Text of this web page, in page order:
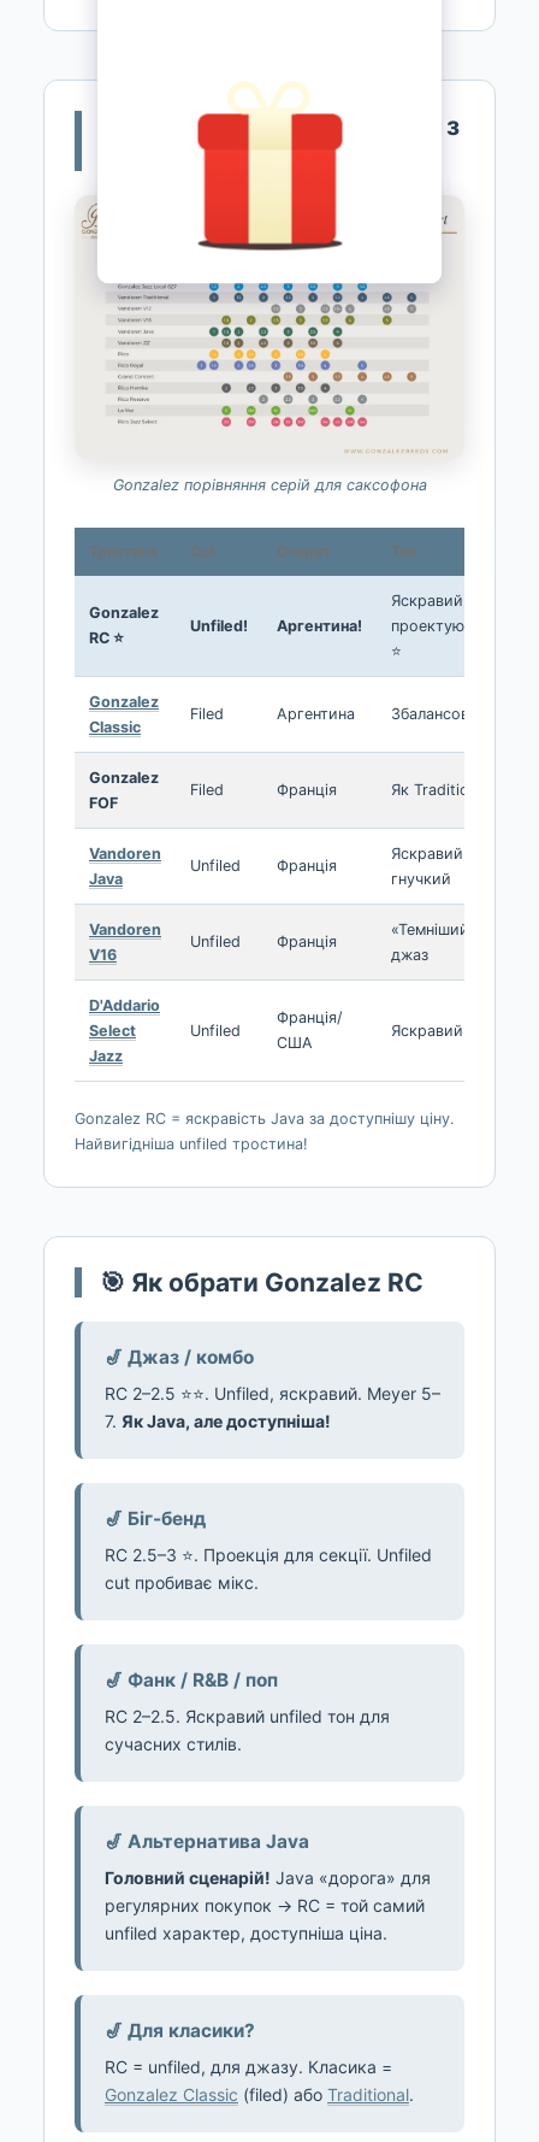
📊 Порівняння Gonzalez RC з
Gonzalez порівняння серій для саксофона
Тростина Cut Очерет Тон
Gonzalez
RC ⭐
Unfiled! Аргентина!
Яскравий,
проектуючий
⭐
Gonzalez
Classic
Filed Аргентина Збалансований
Gonzalez
FOF
Filed Франція Як Traditional
Vandoren
Java
Unfiled Франція
Яскравий,
гнучкий
Vandoren
V16
Unfiled Франція
«Темніший»
джаз
D'Addario
Select
Jazz
Unfiled
Франція/
США
Яскравий
Gonzalez RC = яскравість Java за доступнішу ціну.
Найвигідніша unfiled тростина!
🎯 Як обрати Gonzalez RC
🎷 Джаз / комбо
RC 2–2.5 ⭐⭐. Unfiled, яскравий. Meyer 5–
7. Як Java, але доступніша!
🎷 Біг-бенд
RC 2.5–3 ⭐. Проекція для секції. Unfiled
cut пробиває мікс.
🎷 Фанк / R&B / поп
RC 2–2.5. Яскравий unfiled тон для
сучасних стилів.
🎷 Альтернатива Java
Головний сценарій! Java «дорога» для
регулярних покупок → RC = той самий
unfiled характер, доступніша ціна.
🎷 Для класики?
RC = unfiled, для джазу. Класика =
Gonzalez Classic (filed) або Traditional.